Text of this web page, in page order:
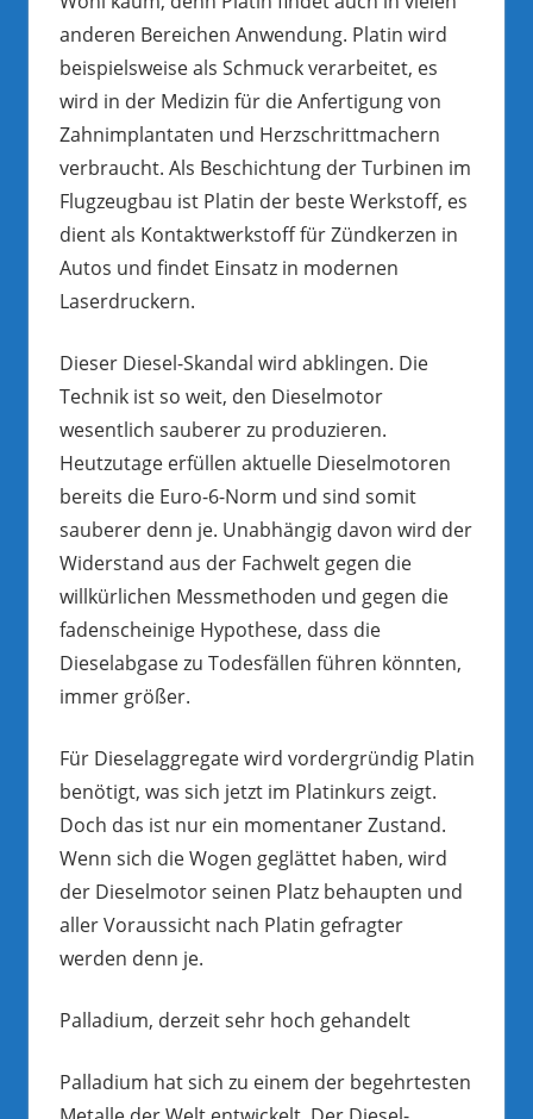
anderen Bereichen Anwendung. Platin wird
beispielsweise als Schmuck verarbeitet, es
wird in der Medizin für die Anfertigung von
Zahnimplantaten und Herzschrittmachern
verbraucht. Als Beschichtung der Turbinen im
Flugzeugbau ist Platin der beste Werkstoff, es
dient als Kontaktwerkstoff für Zündkerzen in
Autos und findet Einsatz in modernen
Laserdruckern.
Dieser Diesel-Skandal wird abklingen. Die
Technik ist so weit, den Dieselmotor
wesentlich sauberer zu produzieren.
Heutzutage erfüllen aktuelle Dieselmotoren
bereits die Euro-6-Norm und sind somit
sauberer denn je. Unabhängig davon wird der
Widerstand aus der Fachwelt gegen die
willkürlichen Messmethoden und gegen die
fadenscheinige Hypothese, dass die
Dieselabgase zu Todesfällen führen könnten,
immer größer.
Für Dieselaggregate wird vordergründig Platin
benötigt, was sich jetzt im Platinkurs zeigt.
Doch das ist nur ein momentaner Zustand.
Wenn sich die Wogen geglättet haben, wird
der Dieselmotor seinen Platz behaupten und
aller Voraussicht nach Platin gefragter
werden denn je.
Palladium, derzeit sehr hoch gehandelt
Palladium hat sich zu einem der begehrtesten